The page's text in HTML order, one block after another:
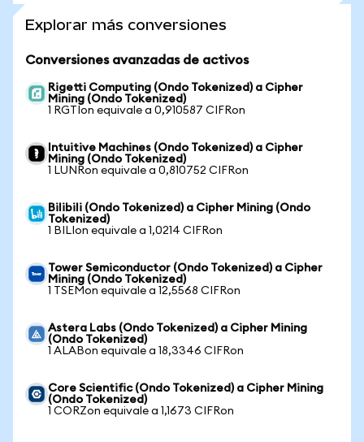
Explorar más conversiones
Conversiones avanzadas de activos
Rigetti Computing (Ondo Tokenized) a Cipher
Mining (Ondo Tokenized)
1 RGTIon equivale a 0,910587 CIFRon
Intuitive Machines (Ondo Tokenized) a Cipher
Mining (Ondo Tokenized)
1 LUNRon equivale a 0,810752 CIFRon
Bilibili (Ondo Tokenized) a Cipher Mining (Ondo
Tokenized)
1 BILIon equivale a 1,0214 CIFRon
Tower Semiconductor (Ondo Tokenized) a Cipher
Mining (Ondo Tokenized)
1 TSEMon equivale a 12,5568 CIFRon
Astera Labs (Ondo Tokenized) a Cipher Mining
(Ondo Tokenized)
1 ALABon equivale a 18,3346 CIFRon
Core Scientific (Ondo Tokenized) a Cipher Mining
(Ondo Tokenized)
1 CORZon equivale a 1,1673 CIFRon